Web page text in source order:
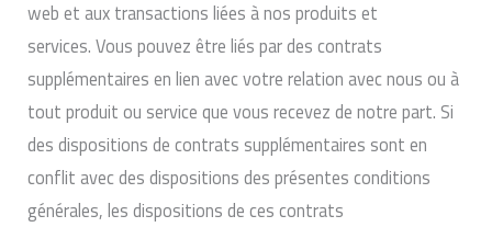
web et aux transactions liées à nos produits et
services. Vous pouvez être liés par des contrats
supplémentaires en lien avec votre relation avec nous ou à
tout produit ou service que vous recevez de notre part. Si
des dispositions de contrats supplémentaires sont en
conflit avec des dispositions des présentes conditions
générales, les dispositions de ces contrats